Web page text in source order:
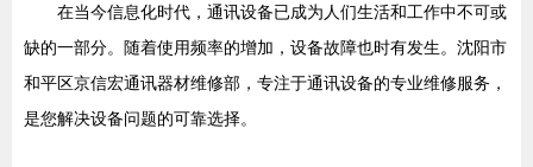
在当今信息化时代，通讯设备已成为人们生活和工作中不可或
缺的一部分。随着使用频率的增加，设备故障也时有发生。沈阳市
和平区京信宏通讯器材维修部，专注于通讯设备的专业维修服务，
是您解决设备问题的可靠选择。